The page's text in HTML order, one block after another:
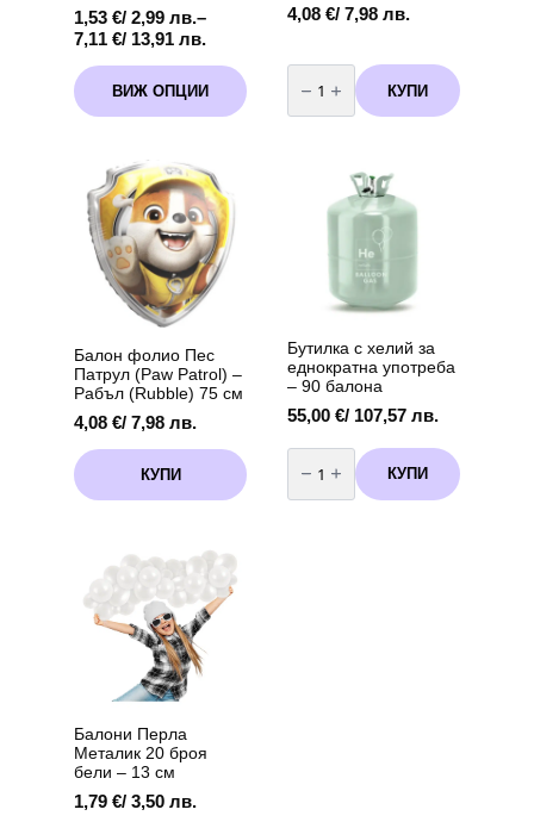
1,53 €/ 2,99 лв.–
7,11 €/ 13,91 лв.
Price
1,53 €
/
2,99 лв.
7,11 €
13,91 лв.
ВИЖ ОПЦИИ
This
product
has
variants.
options
may
chosen
page
4,08 €/ 7,98 лв.
количество
за
Балон
фолио
Маршал(Marshall)
КУПИ
Балон фолио Пес
Патрул (Paw Patrol) –
Рабъл (Rubble) 75 см
4,08 €/ 7,98 лв.
КУПИ
Бутилка с хелий за
еднократна употреба
– 90 балона
55,00 €/ 107,57 лв.
количество
за
Бутилка
с
КУПИ
Балони Перла
Металик 20 броя
бели – 13 см
1,79 €/ 3,50 лв.